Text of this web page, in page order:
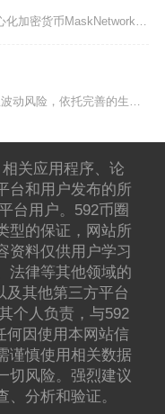
关应用程序、论
台和用户发布的所
台用户。592币圈
型的保证，网站所
资料仅供用户学习
法律等其他领域的
及其他第三方平台
个人负责，与592
何因使用本网站信
谨慎使用相关数据
切风险。强烈建议
分析和验证。